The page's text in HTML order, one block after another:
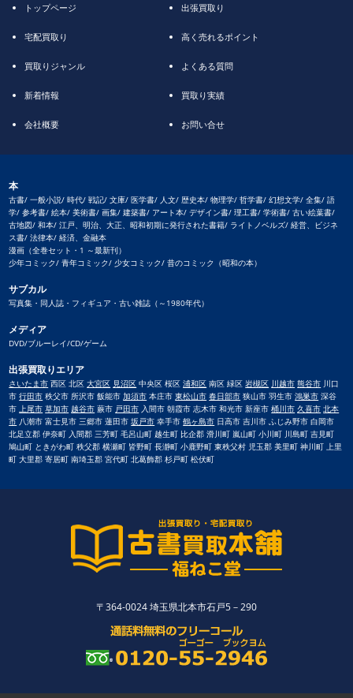
トップページ 出張買取り
宅配買取り 高く売れるポイント
買取りジャンル よくある質問
新着情報 買取り実績
会社概要 お問い合せ
本
古書/ 一般小説/ 時代/ 戦記/ 文庫/ 医学書/ 人文/ 歴史本/ 物理学/ 哲学書/ 幻想文学/ 全集/ 語
学/ 参考書/ 絵本/ 美術書/ 画集/ 建築書/ アート本/ デザイン書/ 理工書/ 学術書/ 古い絵葉書/
古地図/ 和本/ 江戸、明治、大正、昭和初期に発行された書籍/ ライトノベルズ/ 経営、ビジネ
ス書/ 法律本/ 経済、金融本
漫画（全巻セット・1 ～最新刊）
少年コミック/ 青年コミック/ 少女コミック/ 昔のコミック（昭和の本）
サブカル
写真集・同人誌・フィギュア・古い雑誌（～1980年代）
メディア
DVD/ブルーレイ/CD/ゲーム
出張買取りエリア
さいたま市 西区 北区大宮区 見沼区 中央区 桜区浦和区 南区 緑区岩槻区 川越市 熊谷市 川口
市行田市 秩父市 所沢市 飯能市加須市 本庄市東松山市 春日部市 狭山市 羽生市鴻巣市 深谷
市 上尾市 草加市 越谷市 蕨市 戸田市 入間市 朝霞市 志木市 和光市 新座市桶川市 久喜市 北本
市 八潮市 富士見市 三郷市 蓮田市坂戸市 幸手市鶴ヶ島市 日高市 吉川市 ふじみ野市 白岡市
北足立郡 伊奈町 入間郡 三芳町 毛呂山町 越生町 比企郡 滑川町 嵐山町 小川町 川島町 吉見町
鳩山町 ときがわ町 秩父郡 横瀬町 皆野町 長瀞町 小鹿野町 東秩父村 児玉郡 美里町 神川町 上里
町 大里郡 寄居町 南埼玉郡 宮代町 北葛飾郡 杉戸町 松伏町
〒364-0024 埼玉県北本市石戸5－290